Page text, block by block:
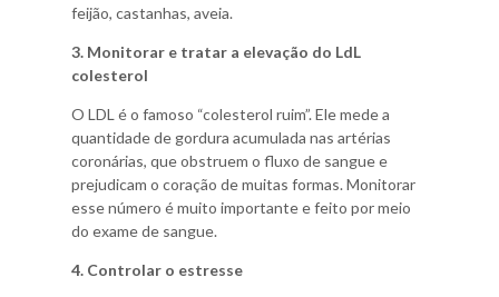
feijão, castanhas, aveia.
3. Monitorar e tratar a elevação do LdL
colesterol
O LDL é o famoso “colesterol ruim”. Ele mede a
quantidade de gordura acumulada nas artérias
coronárias, que obstruem o fluxo de sangue e
prejudicam o coração de muitas formas. Monitorar
esse número é muito importante e feito por meio
do exame de sangue.
4. Controlar o estresse